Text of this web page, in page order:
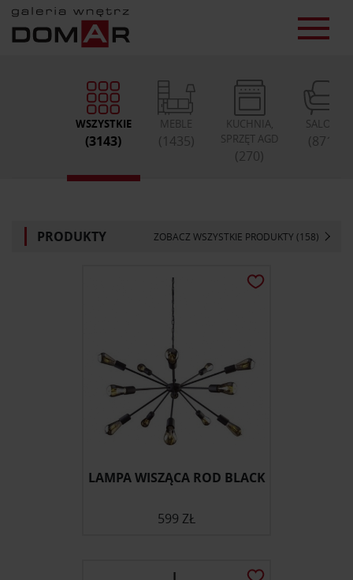
WSZYSTKIE
(3143)
MEBLE
(1435)
KUCHNIA,
SPRZĘT AGD
(270)
SALON
(871)
PRODUKTY ZOBACZ WSZYSTKIE PRODUKTY (158)
LAMPA WISZĄCA ROD BLACK
599 ZŁ